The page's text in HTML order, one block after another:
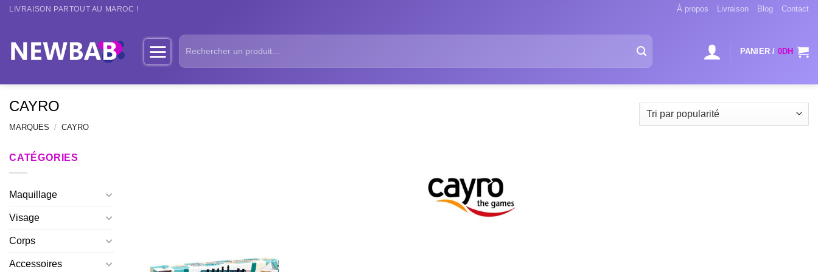
Passer
LIVRAISON PARTOUT AU MAROC ! À propos Livraison Blog Contact
Recherche
pour :
PANIER / 0DH
CAYRO
MARQUES / CAYRO
CATÉGORIES
Maquillage
Visage
Corps
Accessoires